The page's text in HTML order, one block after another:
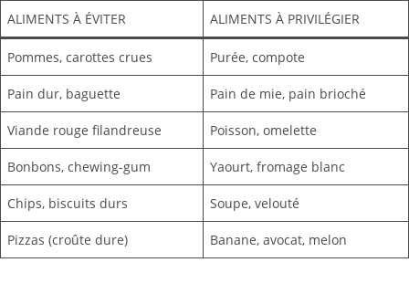
ALIMENTS À ÉVITER ALIMENTS À PRIVILÉGIER
Pommes, carottes crues Purée, compote
Pain dur, baguette Pain de mie, pain brioché
Viande rouge filandreuse Poisson, omelette
Bonbons, chewing-gum Yaourt, fromage blanc
Chips, biscuits durs Soupe, velouté
Pizzas (croûte dure) Banane, avocat, melon